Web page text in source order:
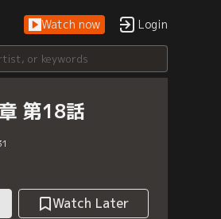
Watch now Login
第18話
Watch Later